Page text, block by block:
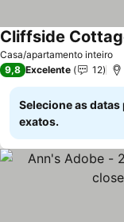
Casa/apartamento inteiro
Ver preços
9,8 Excelente 12
Selecione as
exatos.